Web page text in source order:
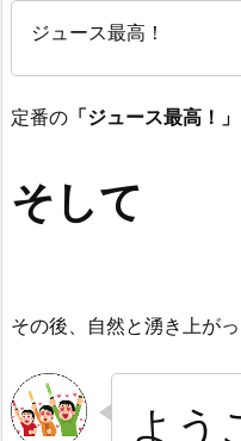
ジュース最高！
定番の 「ジュース最高！」
そして
その後、自然と湧き上がっ
よう